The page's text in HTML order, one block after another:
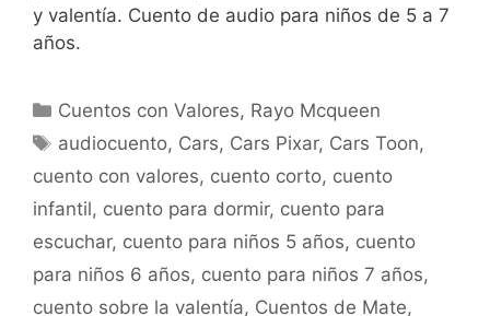
y valentía. Cuento de audio para niños de 5 a 7
años.
Categorías
Cuentos con Valores, Rayo Mcqueen
Etiquetas
audiocuento, Cars, Cars Pixar, Cars Toon,
cuento con valores, cuento corto, cuento
infantil, cuento para dormir, cuento para
escuchar, cuento para niños 5 años, cuento
para niños 6 años, cuento para niños 7 años,
cuento sobre la valentía, Cuentos de Mate,